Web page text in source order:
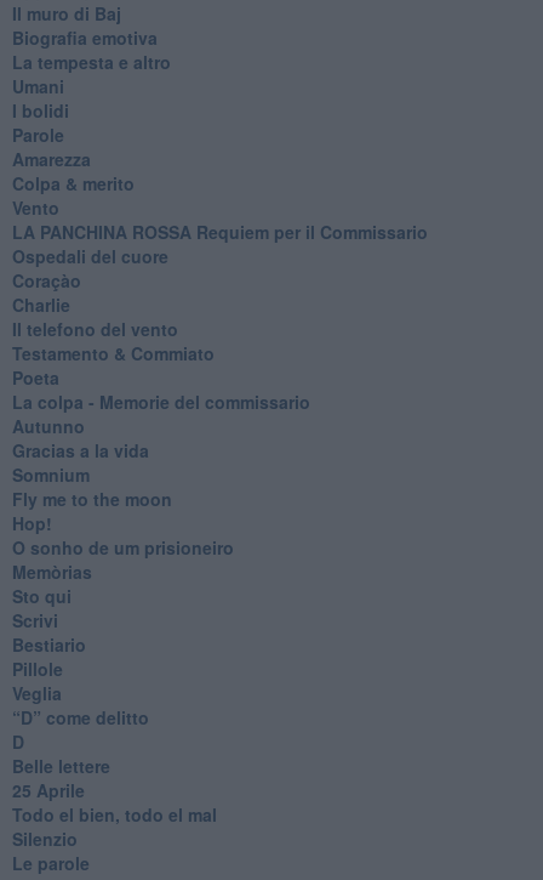
Il muro di Baj
Biografia emotiva
La tempesta e altro
Umani
I bolidi
Parole
Amarezza
Colpa & merito
Vento
​LA PANCHINA ROSSA Requiem per il Commissario
Ospedali del cuore
Coraçào
Charlie
Il telefono del vento
Testamento & Commiato
Poeta
​La colpa - Memorie del commissario
Autunno
Gracias a la vida
Somnium
Fly me to the moon
Hop!
O sonho de um prisioneiro
Memòrias
Sto qui
Scrivi
Bestiario
Pillole
Veglia
​“D” come delitto
D
Belle lettere
25 Aprile
Todo el bien, todo el mal
Silenzio
Le parole